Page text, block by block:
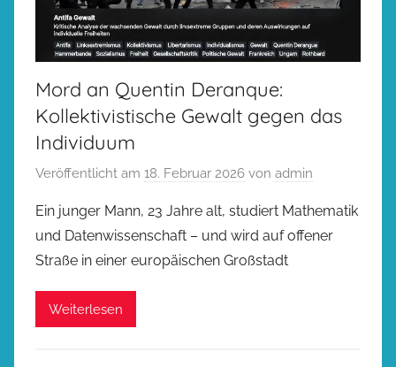
Mord an Quentin Deranque:
Kollektivistische Gewalt gegen das
Individuum
Veröffentlicht am 18. Februar 2026 von admin
Ein junger Mann, 23 Jahre alt, studiert Mathematik
und Datenwissenschaft – und wird auf offener
Straße in einer europäischen Großstadt
Weiterlesen